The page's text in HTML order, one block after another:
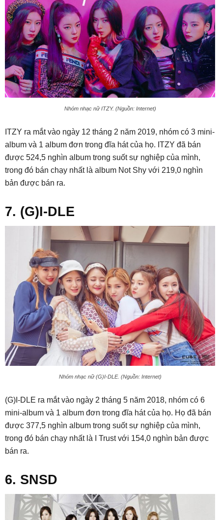
Nhóm nhạc nữ ITZY. (Nguồn: Internet)
ITZY ra mắt vào ngày 12 tháng 2 năm 2019, nhóm có 3 mini-
album và 1 album đơn trong đĩa hát của họ. ITZY đã bán
được 524,5 nghìn album trong suốt sự nghiệp của mình,
trong đó bán chạy nhất là album Not Shy với 219,0 nghìn
bản được bán ra.
7. (G)I-DLE
Nhóm nhạc nữ (G)I-DLE. (Nguồn: Internet)
(G)I-DLE ra mắt vào ngày 2 tháng 5 năm 2018, nhóm có 6
mini-album và 1 album đơn trong đĩa hát của họ. Họ đã bán
được 377,5 nghìn album trong suốt sự nghiệp của mình,
trong đó bán chạy nhất là I Trust với 154,0 nghìn bản được
bán ra.
6. SNSD